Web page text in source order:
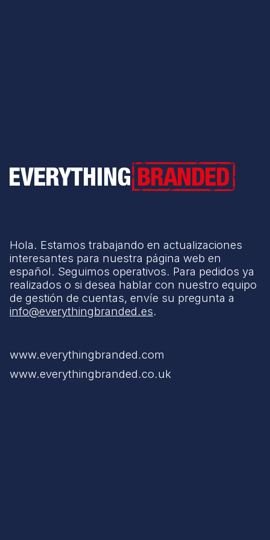
Everything Branded
Hola. Estamos trabajando en actualizaciones
interesantes para nuestra página web en
español. Seguimos operativos. Para pedidos ya
realizados o si desea hablar con nuestro equipo
de gestión de cuentas, envíe su pregunta a
info@everythingbranded.es.
www.everythingbranded.com
www.everythingbranded.co.uk